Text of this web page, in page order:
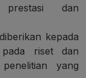
prestasi dan
kepada
riset dan
yang